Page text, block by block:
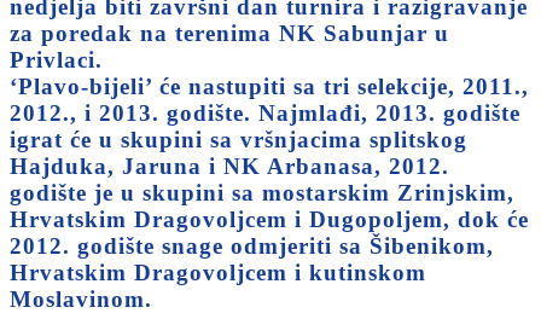
nedjelja biti završni dan turnira i razigravanje
za poredak na terenima NK Sabunjar u
Privlaci.
‘Plavo-bijeli’ će nastupiti sa tri selekcije, 2011.,
2012., i 2013. godište. Najmlađi, 2013. godište
igrat će u skupini sa vršnjacima splitskog
Hajduka, Jaruna i NK Arbanasa, 2012.
godište je u skupini sa mostarskim Zrinjskim,
Hrvatskim Dragovoljcem i Dugopoljem, dok će
2012. godište snage odmjeriti sa Šibenikom,
Hrvatskim Dragovoljcem i kutinskom
Moslavinom.